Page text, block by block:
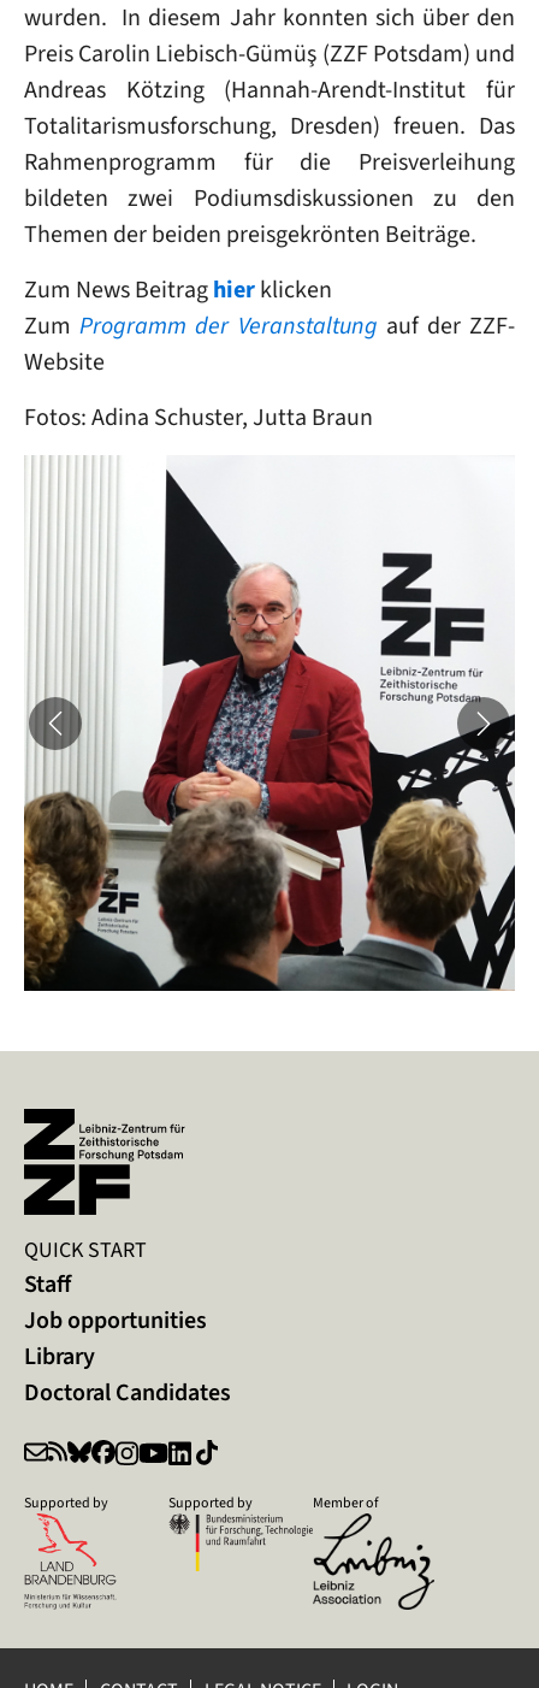
wurden. In diesem Jahr konnten sich über den
Preis Carolin Liebisch-Gümüş (ZZF Potsdam) und
Andreas Kötzing (Hannah-Arendt-Institut für
Totalitarismusforschung, Dresden) freuen. Das
Rahmenprogramm für die Preisverleihung
bildeten zwei Podiumsdiskussionen zu den
Themen der beiden preisgekrönten Beiträge.
Zum News Beitraghierklicken
ZumProgramm der Veranstaltung auf der ZZF-
Website
Fotos: Adina Schuster, Jutta Braun
QUICK START
Staff
Job opportunities
Library
Doctoral Candidates
Supported by Supported by Member of